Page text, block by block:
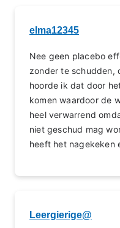
elma12345
Nee geen placebo
zonder te
hoorde ik dat door
komen waardoor de
heel verwarrend
niet geschud mag
heeft het nagekeken
Leergierige@